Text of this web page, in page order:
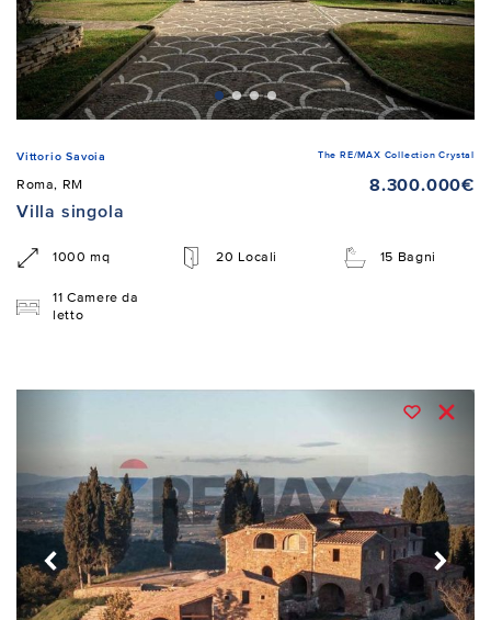
Vittorio Savoia The RE/MAX Collection Crystal
Roma, RM
8.300.000€
Villa singola
1000 mq 20 Locali 15 Bagni
11 Camere da
letto